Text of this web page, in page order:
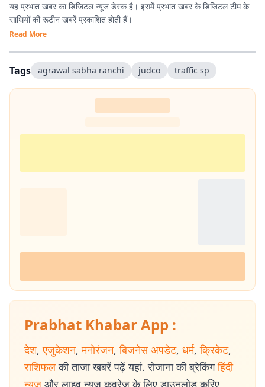
यह प्रभात खबर का डिजिटल न्यूज डेस्क है। इसमें प्रभात खबर के डिजिटल टीम के
साथियों की रूटीन खबरें प्रकाशित होती हैं।
Read More
Tags agrawal sabha ranchi judco traffic sp
Prabhat Khabar App :
देश, एजुकेशन, मनोरंजन, बिजनेस अपडेट, धर्म, क्रिकेट,
राशिफल की ताजा खबरें पढ़ें यहां. रोजाना की ब्रेकिंग हिंदी
न्यूज और लाइव न्यूज कवरेज के लिए डाउनलोड करिए